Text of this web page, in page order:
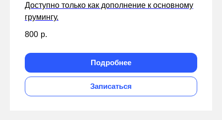
Доступно только как дополнение к основному
грумингу.
800 р.
Подробнее
Записаться